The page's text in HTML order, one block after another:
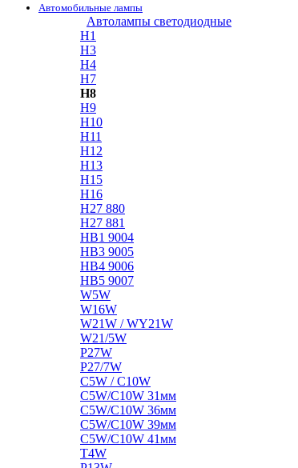
Автомобильные лампы
Автолампы светодиодные
H1
H3
H4
H7
H8
H9
H10
H11
H12
H13
H15
H16
H27 880
H27 881
HB1 9004
HB3 9005
HB4 9006
HB5 9007
W5W
W16W
W21W / WY21W
W21/5W
P27W
P27/7W
C5W / C10W
C5W/C10W 31мм
C5W/C10W 36мм
C5W/C10W 39мм
C5W/C10W 41мм
T4W